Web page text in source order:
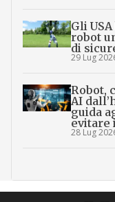
Gli
robot
di
29 Lug
Robot,
AI
guida
evitare
28 Lug